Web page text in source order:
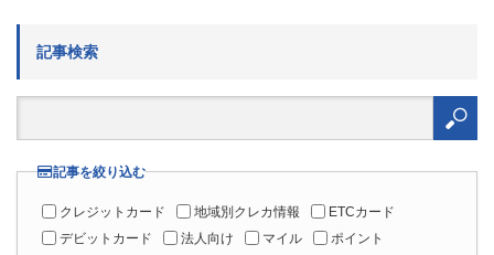
記事検索
検
記事を絞り込む
クレジットカード 地域別クレカ情報
ETCカード
デビットカード
法人向け マイル
ポイント